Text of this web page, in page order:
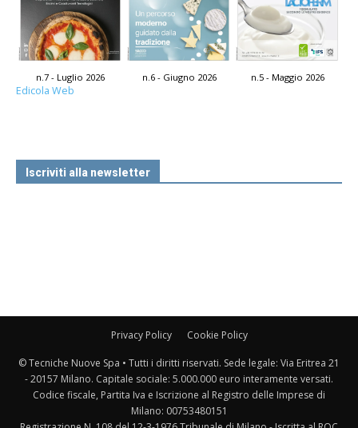
n.7 - Luglio 2026 n.6 - Giugno 2026 n.5 - Maggio 2026
Edicola Web
Iscriviti alla newsletter
Privacy Policy Cookie Policy
© Tecniche Nuove Spa • Tutti i diritti riservati. Sede legale: Via Eritrea 21
- 20157 Milano. Capitale sociale: 5.000.000 euro interamente versati.
Codice fiscale, Partita Iva e Iscrizione al Registro delle Imprese di
Milano: 00753480151